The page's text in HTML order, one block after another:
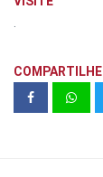
COMPARTILHE